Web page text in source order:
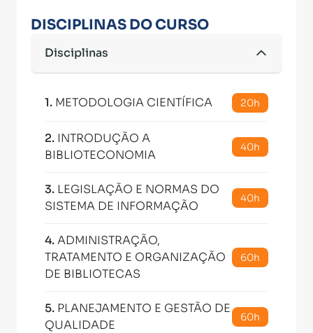
DISCIPLINAS DO CURSO
Disciplinas
1. METODOLOGIA CIENTÍFICA 20h
2. INTRODUÇÃO A
BIBLIOTECONOMIA
40h
3. LEGISLAÇÃO E NORMAS DO
SISTEMA DE INFORMAÇÃO
40h
4.ADMINISTRAÇÃO,
TRATAMENTO E ORGANIZAÇÃO
DE BIBLIOTECAS
60h
5. PLANEJAMENTO E GESTÃO DE
QUALIDADE
60h